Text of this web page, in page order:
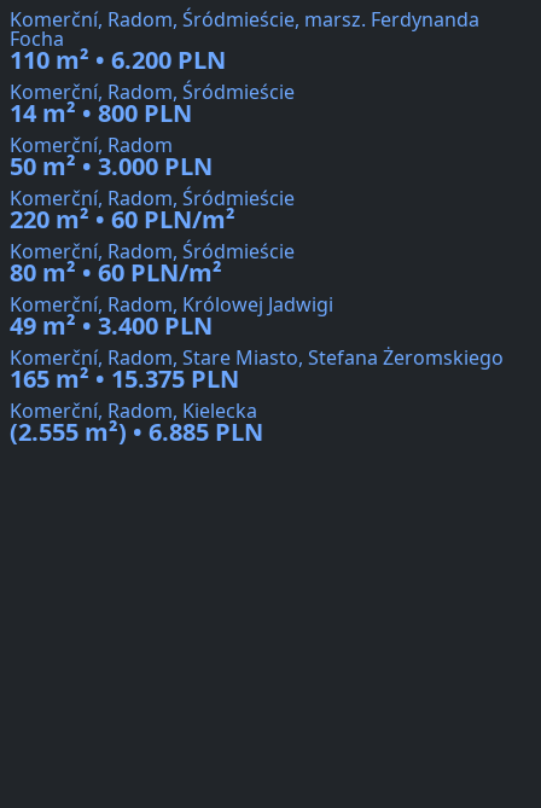
Komerční, Radom, Śródmieście, marsz. Ferdynanda
Focha
110 m² • 6.200 PLN
Komerční, Radom, Śródmieście
14 m² • 800 PLN
Komerční, Radom
50 m² • 3.000 PLN
Komerční, Radom, Śródmieście
220 m² • 60 PLN/m²
Komerční, Radom, Śródmieście
80 m² • 60 PLN/m²
Komerční, Radom, Królowej Jadwigi
49 m² • 3.400 PLN
Komerční, Radom, Stare Miasto, Stefana Żeromskiego
165 m² • 15.375 PLN
Komerční, Radom, Kielecka
(2.555 m²) • 6.885 PLN